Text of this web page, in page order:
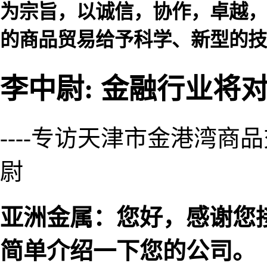
为宗旨，以诚信，协作，卓越
的商品贸易给予科学、新型的
李中尉: 金融行业将
----专访天津市金港湾商
尉
亚洲金属：您好，感谢您
简单介绍一下您的公司。